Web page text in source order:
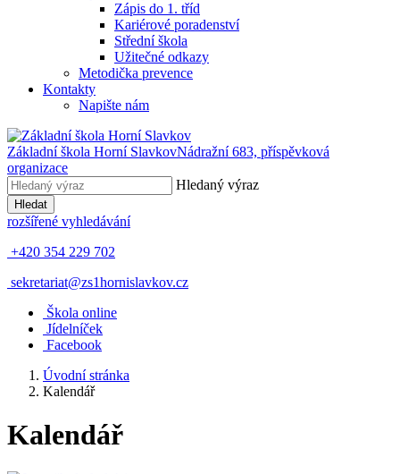
Zápis do 1. tříd
Kariérové poradenství
Střední škola
Užitečné odkazy
Metodička prevence
Kontakty
Napište nám
Základní škola Horní SlavkovNádražní 683, příspěvková
organizace
Hledaný výraz
Hledat
rozšířené vyhledávání
+420 354 229 702
sekretariat@zs1hornislavkov.cz
Škola online
Jídelníček
Facebook
Úvodní stránka
Kalendář
Kalendář